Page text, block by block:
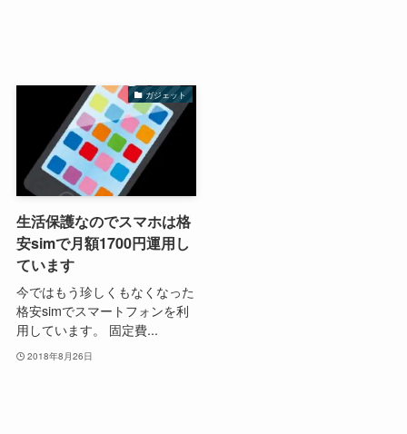
ガジェット
生活保護なのでスマホは格
安simで月額1700円運用し
ています
今ではもう珍しくもなくなった
格安simでスマートフォンを利
用しています。 固定費...
2018年8月26日